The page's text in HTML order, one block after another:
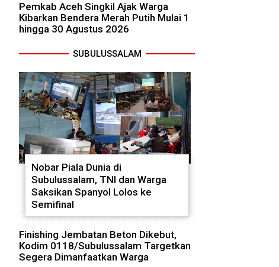
Pemkab Aceh Singkil Ajak Warga
Kibarkan Bendera Merah Putih Mulai 1
hingga 30 Agustus 2026
SUBULUSSALAM
Nobar Piala Dunia di
Subulussalam, TNI dan Warga
Saksikan Spanyol Lolos ke
Semifinal
Finishing Jembatan Beton Dikebut,
Kodim 0118/Subulussalam Targetkan
Segera Dimanfaatkan Warga